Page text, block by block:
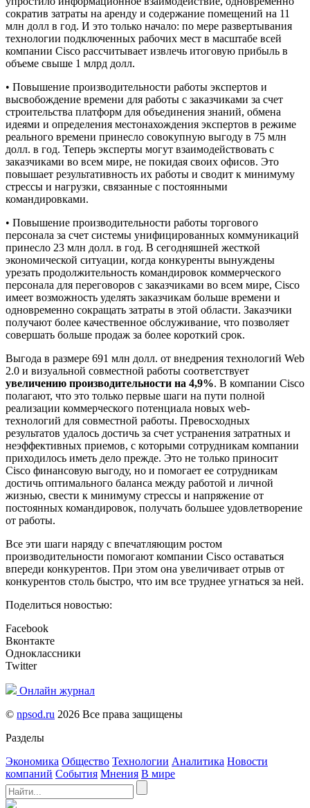
сократив затраты на аренду и содержание помещений на 11
млн долл в год. И это только начало: по мере развертывания
технологии подключенных рабочих мест в масштабе всей
компании Cisco рассчитывает извлечь итоговую прибыль в
объеме свыше 1 млрд долл.
• Повышение производительности работы экспертов и
высвобождение времени для работы с заказчиками за счет
строительства платформ для объединения знаний, обмена
идеями и определения местонахождения экспертов в режиме
реального времени принесло совокупную выгоду в 75 млн
долл. в год. Теперь эксперты могут взаимодействовать с
заказчиками во всем мире, не покидая своих офисов. Это
повышает результативность их работы и сводит к минимуму
стрессы и нагрузки, связанные с постоянными
командировками.
• Повышение производительности работы торгового
персонала за счет системы унифицированных коммуникаций
принесло 23 млн долл. в год. В сегодняшней жесткой
экономической ситуации, когда конкуренты вынуждены
урезать продолжительность командировок коммерческого
персонала для переговоров с заказчиками во всем мире, Cisco
имеет возможность уделять заказчикам больше времени и
одновременно сокращать затраты в этой области. Заказчики
получают более качественное обслуживание, что позволяет
совершать больше продаж за более короткий срок.
Выгода в размере 691 млн долл. от внедрения технологий Web
2.0 и визуальной совместной работы соответствует
увеличению производительности на 4,9%. В компании Cisco
полагают, что это только первые шаги на пути полной
реализации коммерческого потенциала новых web-
технологий для совместной работы. Превосходных
результатов удалось достичь за счет устранения затратных и
неэффективных приемов, с которыми сотрудникам компании
приходилось иметь дело прежде. Это не только приносит
Cisco финансовую выгоду, но и помогает ее сотрудникам
достичь оптимального баланса между работой и личной
жизнью, свести к минимуму стрессы и напряжение от
постоянных командировок, получать большее удовлетворение
от работы.
Все эти шаги наряду с впечатляющим ростом
производительности помогают компании Cisco оставаться
впереди конкурентов. При этом она увеличивает отрыв от
конкурентов столь быстро, что им все труднее угнаться за ней.
Поделиться новостью:
Facebook
Вконтакте
Одноклассники
Twitter
Онлайн журнал
© npsod.ru 2026 Все права защищены
Разделы
Экономика Общество Технологии Аналитика Новости
компаний События Мнения В мире